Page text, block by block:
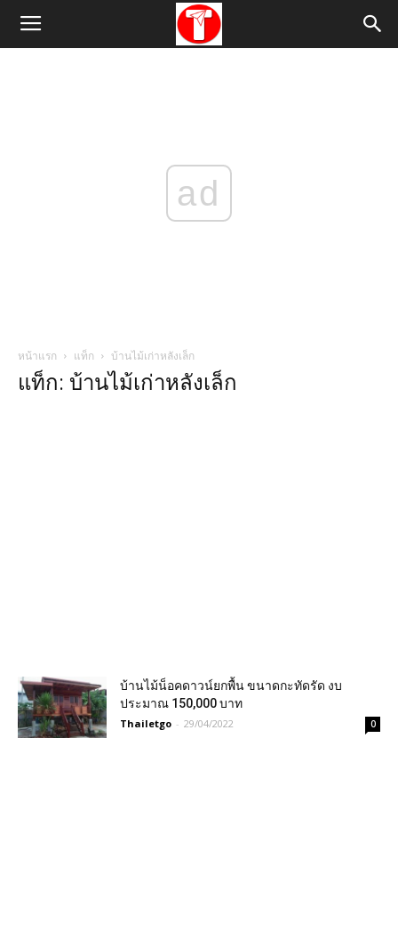
ad
หน้าแรก แท็ก บ้านไม้เก่าหลังเล็ก
แท็ก: บ้านไม้เก่าหลังเล็ก
บ้านไม้น็อคดาวน์ยกพื้น ขนาดกะทัดรัด งบ
ประมาณ 150,000 บาท
Thailetgo - 29/04/2022 0